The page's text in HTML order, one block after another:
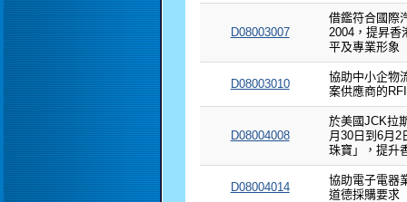
D08003007
借鑑符合國際
2004，提昇香
平及專業形象
D08003010
協助中小企物
案供應商的
D08004008
於美國JCK拉
月30日到6月2
珠寶」，提升
D08004014
協助電子電器
道德採購要求